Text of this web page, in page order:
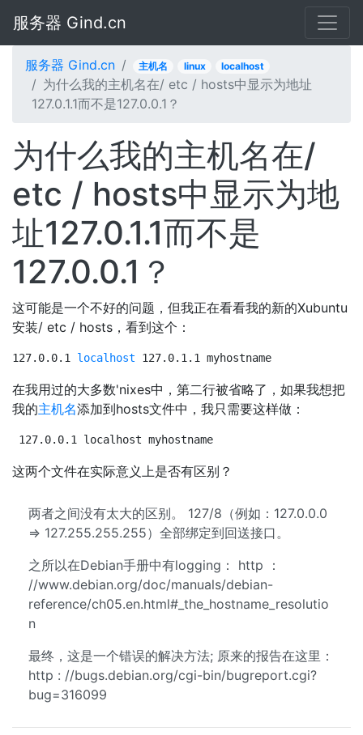
服务器 Gind.cn
服务器 Gind.cn 主机名 linux localhost
为什么我的主机名在/ etc / hosts中显示为地址
127.0.1.1而不是127.0.0.1？
为什么我的主机名在/
etc / hosts中显示为地
址127.0.1.1而不是
127.0.0.1？
这可能是一个不好的问题，但我正在看看我的新的Xubuntu
安装/ etc / hosts，看到这个：
127.0.0.1 localhost 127.0.1.1 myhostname
在我用过的大多数'nixes中，第二行被省略了，如果我想把
我的主机名添加到hosts文件中，我只需要这样做：
127.0.0.1 localhost myhostname
这两个文件在实际意义上是否有区别？
两者之间没有太大的区别。 127/8（例如：127.0.0.0
=> 127.255.255.255）全部绑定到回送接口。
之所以在Debian手册中有logging： http ：
//www.debian.org/doc/manuals/debian-
reference/ch05.en.html#_the_hostname_resolutio
n
最终，这是一个错误的解决方法; 原来的报告在这里：
http : //bugs.debian.org/cgi-bin/bugreport.cgi?
bug=316099